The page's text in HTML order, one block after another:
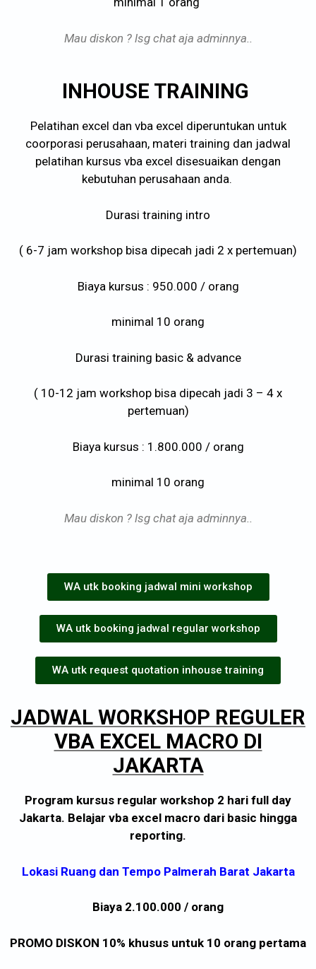
Mau diskon ? lsg chat aja adminnya..
INHOUSE TRAINING
Pelatihan excel dan vba excel diperuntukan untuk
coorporasi perusahaan, materi training dan jadwal
pelatihan kursus vba excel disesuaikan dengan
kebutuhan perusahaan anda.
Durasi training intro
( 6-7 jam workshop bisa dipecah jadi 2 x pertemuan)
Biaya kursus : 950.000 / orang
minimal 10 orang
Durasi training basic & advance
( 10-12 jam workshop bisa dipecah jadi 3 – 4 x
pertemuan)
Biaya kursus : 1.800.000 / orang
minimal 10 orang
Mau diskon ? lsg chat aja adminnya..
WA utk booking jadwal mini workshop
WA utk booking jadwal regular workshop
WA utk request quotation inhouse training
JADWAL WORKSHOP REGULER
VBA EXCEL MACRO DI
JAKARTA
Program kursus regular workshop 2 hari full day
Jakarta. Belajar vba excel macro dari basic hingga
reporting.
Lokasi Ruang dan Tempo Palmerah Barat Jakarta
Biaya 2.100.000 / orang
PROMO DISKON 10% khusus untuk 10 orang pertama